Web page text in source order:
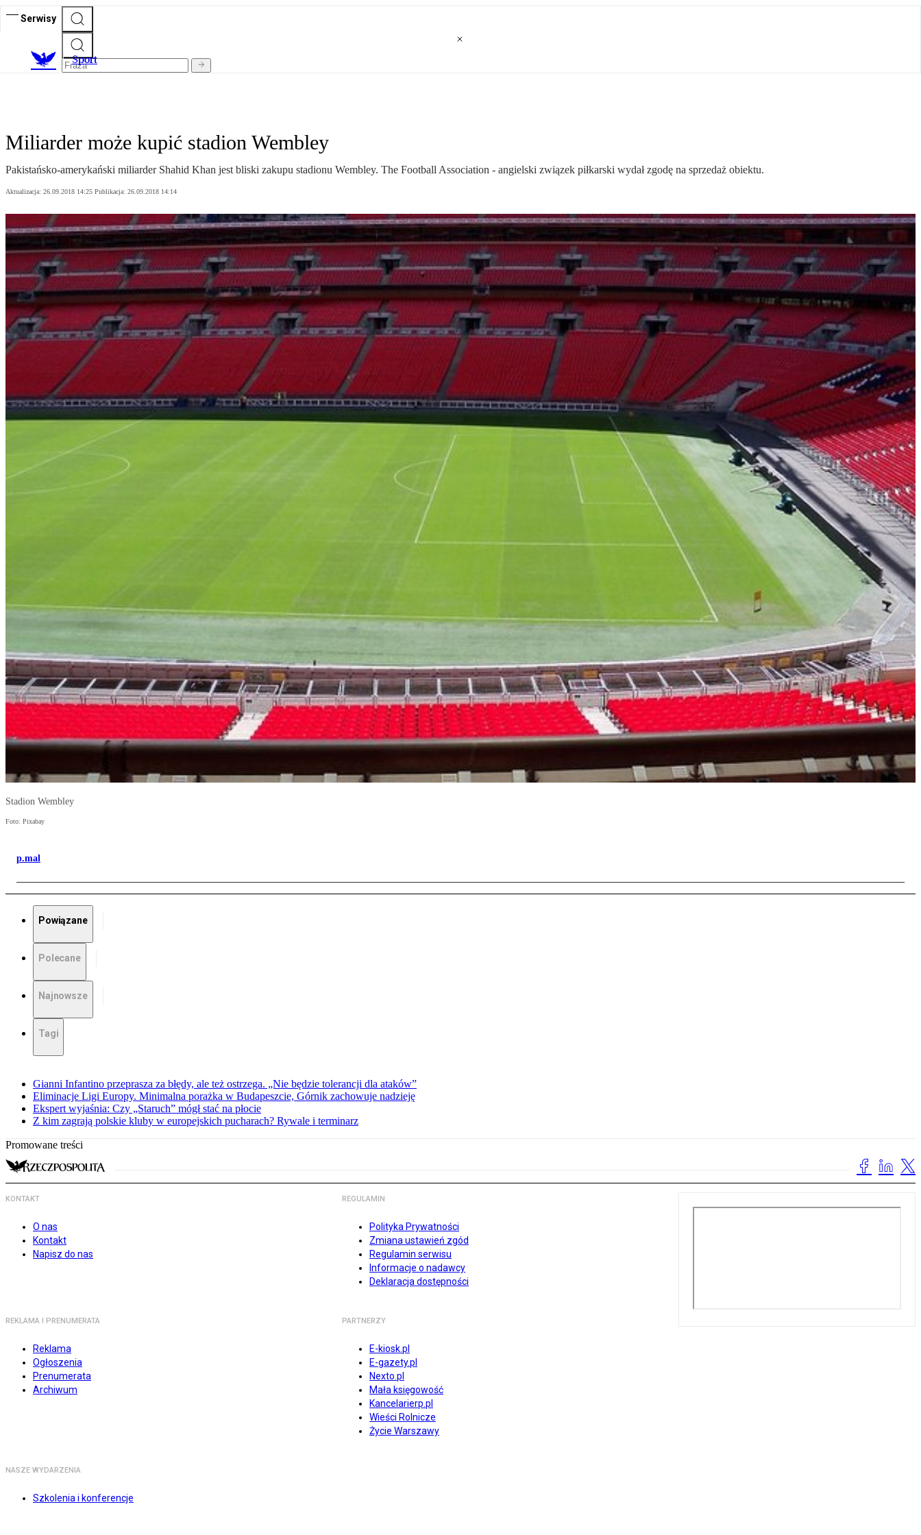
Serwisy
Sport
Miliarder może kupić stadion Wembley
Pakistańsko-amerykański miliarder Shahid Khan jest bliski zakupu stadionu Wembley. The Football Association - angielski związek piłkarski wydał zgodę na sprzedaż obiektu.
Aktualizacja: 26.09.2018 14:25 Publikacja: 26.09.2018 14:14
Stadion Wembley
Foto: Pixabay
p.mal
Powiązane
Polecane
Najnowsze
Tagi
Gianni Infantino przeprasza za błędy, ale też ostrzega. „Nie będzie tolerancji dla ataków”
Eliminacje Ligi Europy. Minimalna porażka w Budapeszcie, Górnik zachowuje nadzieję
Ekspert wyjaśnia: Czy „Staruch” mógł stać na płocie
Z kim zagrają polskie kluby w europejskich pucharach? Rywale i terminarz
Promowane treści
KONTAKT
O nas
Kontakt
Napisz do nas
REGULAMIN
Polityka Prywatności
Zmiana ustawień zgód
Regulamin serwisu
Informacje o nadawcy
Deklaracja dostępności
REKLAMA I PRENUMERATA
Reklama
Ogłoszenia
Prenumerata
Archiwum
PARTNERZY
E-kiosk.pl
E-gazety.pl
Nexto.pl
Mała księgowość
Kancelarierp.pl
Wieści Rolnicze
Życie Warszawy
NASZE WYDARZENIA
Szkolenia i konferencje